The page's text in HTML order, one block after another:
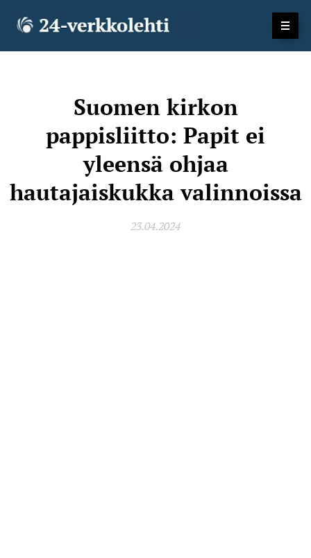
Suomen kirkon
pappisliitto: Papit ei
yleensä ohjaa
hautajaiskukka valinnoissa
23.04.2024